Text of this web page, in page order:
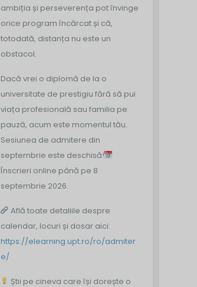
ambiția și perseverența pot învinge
orice program încărcat și că,
totodată, distanța nu este un
obstacol.
Dacă vrei o diplomă de la o
universitate de prestigiu fără să pui
viața profesională sau familia pe
pauză, acum este momentul tău.
Sesiunea de admitere din
septembrie este deschisă!
Înscrieri online până pe 8
septembrie 2026.
Află toate detaliile despre
calendar, locuri și dosar aici:
https://elearning.upt.ro/ro/admiter
e/
Știi pe cineva care își dorește o